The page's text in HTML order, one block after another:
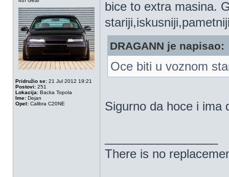
Pridružio se: 21 Jul 2012 19:21
Postovi: 251
Lokacija: Backa Topola
Ime: Dejan
Opel: Calibra C20NE
bice to extra masina.
DRAGANN je napisao:
Oce biti u voznom
Sigurno da hoce i ima
There is no